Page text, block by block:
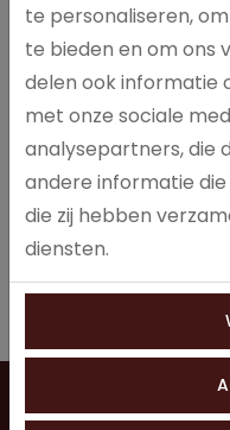
toegankelijke filterkoffie.
mooi in balans. Hiervoor
uit een koffie uit Brazilië,
robusta. Een heerlijke en
Specificaties
0528 275 151
te personaliseren,
te bieden en om ons
delen ook informatie
met onze sociale
analysepartners, die
andere informatie
die zij hebben
diensten.